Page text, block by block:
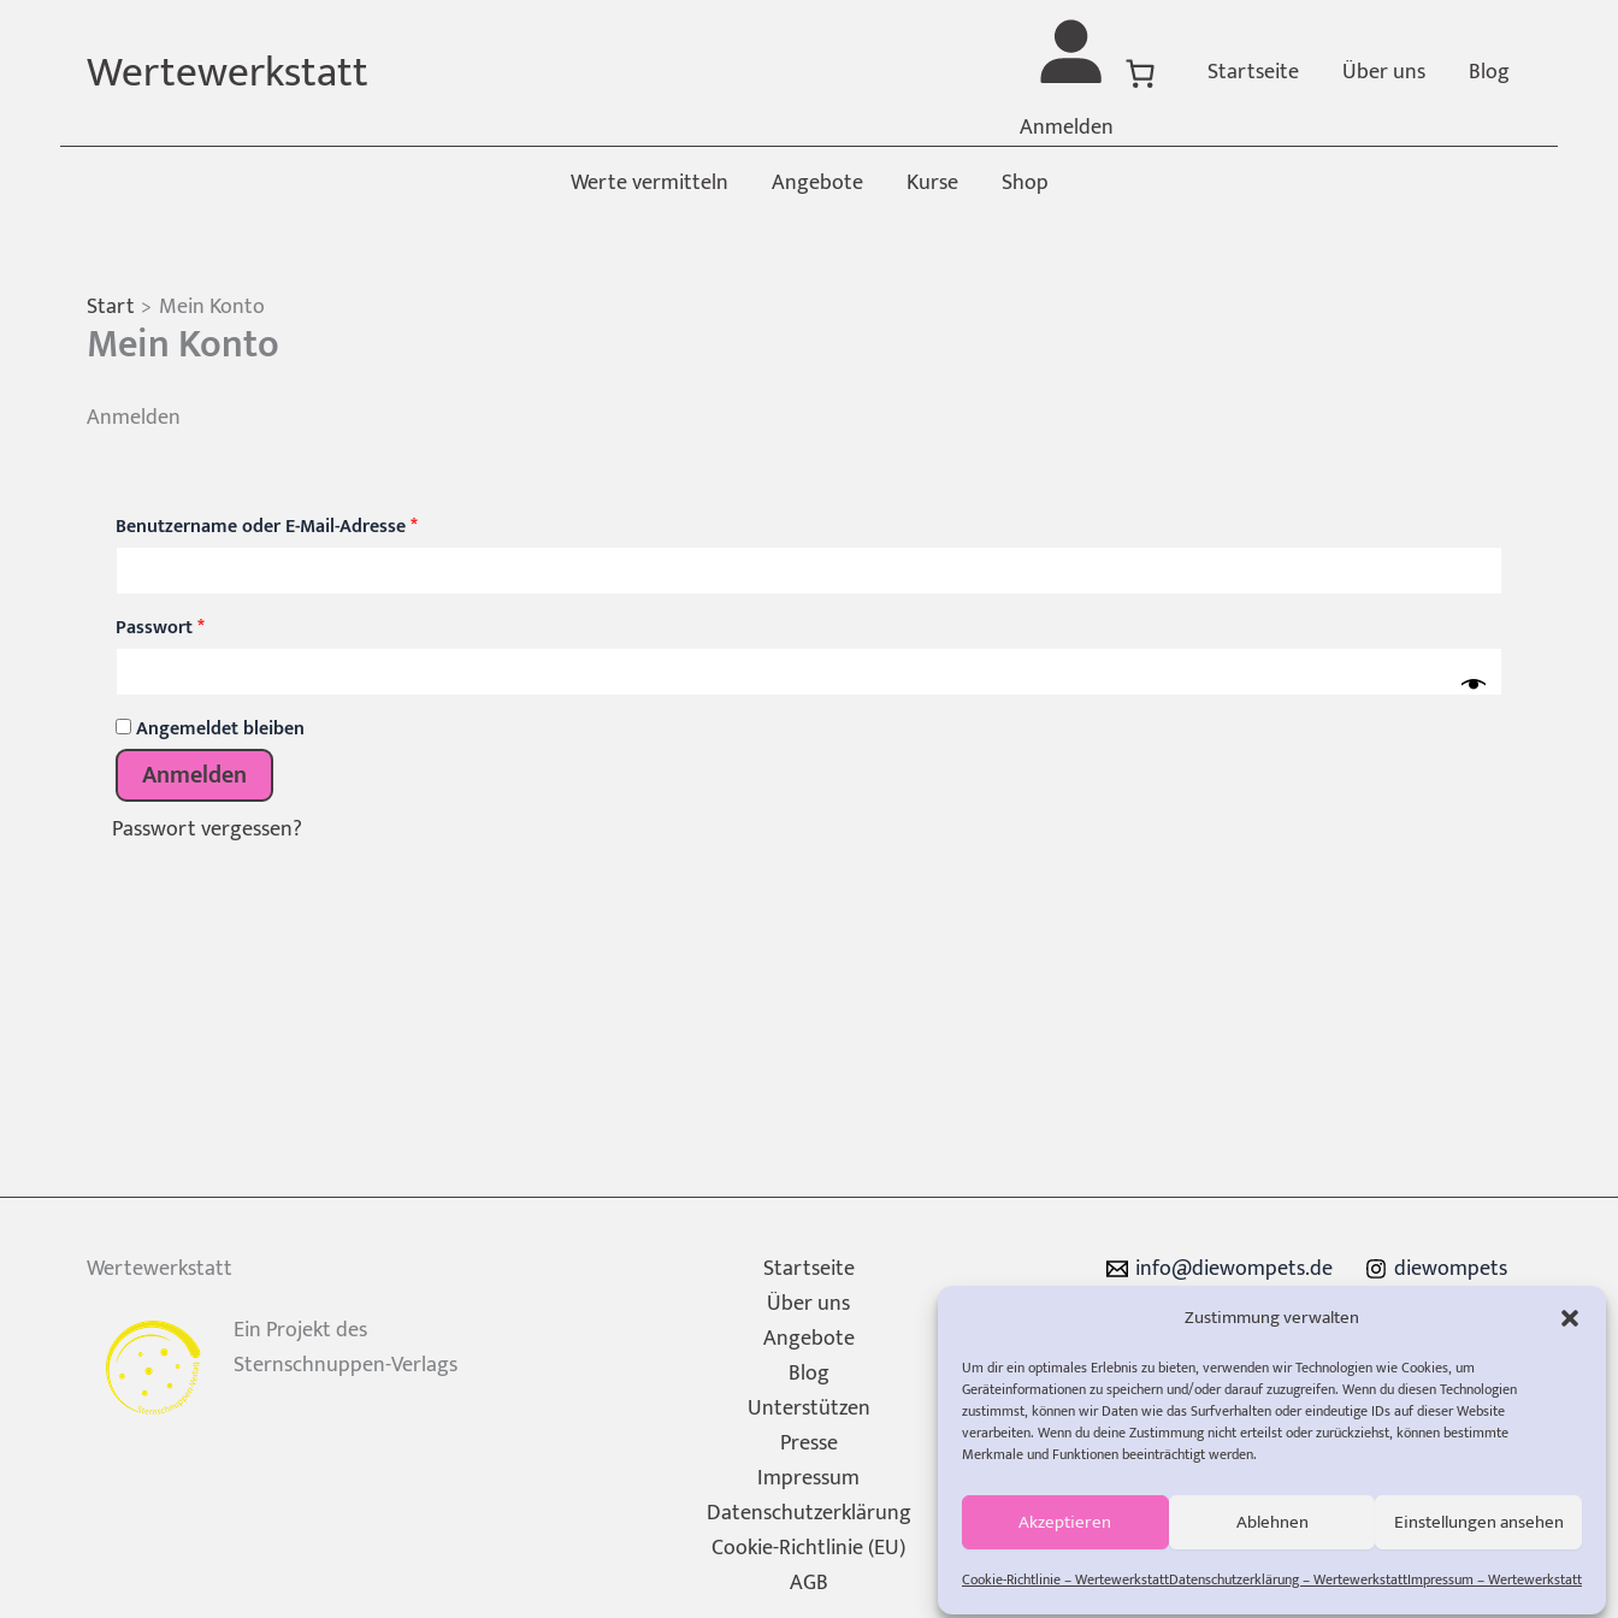
Zustimmung verwalten
Um dir ein optimales Erlebnis zu bieten, verwenden wir Technologien wie Cookies, um
Geräteinformationen zu speichern und/oder darauf zuzugreifen. Wenn du diesen Technologien
zustimmst, können wir Daten wie das Surfverhalten oder eindeutige IDs auf dieser Website
verarbeiten. Wenn du deine Zustimmung nicht erteilst oder zurückziehst, können bestimmte
Merkmale und Funktionen beeinträchtigt werden.
Akzeptieren Ablehnen Einstellungen ansehen
Cookie-Richtlinie – WertewerkstattDatenschutzerklärung – WertewerkstattImpressum – Wertewerkstatt
Wertewerkstatt
Anmelden
Startseite Über uns Blog
Werte vermitteln Angebote Kurse Shop
Start Mein Konto
Mein Konto
Anmelden
Benutzername oder E-Mail-Adresse*Erforderlich
Passwort*Erforderlich
Angemeldet bleiben
Anmelden
Passwort vergessen?
Wertewerkstatt
Ein Projekt des
Sternschnuppen-Verlags
Startseite
Über uns
Angebote
Blog
Unterstützen
Presse
Impressum
Datenschutzerklärung
Cookie-Richtlinie (EU)
AGB
info@diewompets.de
diewompets
Sofia Rust
Wertewerkstatt